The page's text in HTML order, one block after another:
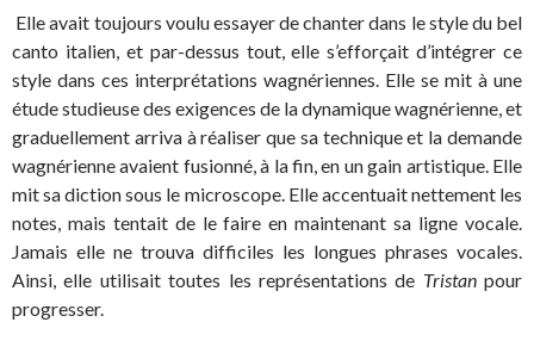
Elle avait toujours voulu essayer de chanter dans le style du bel
canto italien, et par-dessus tout, elle s’efforçait d’intégrer ce
style dans ces interprétations wagnériennes. Elle se mit à une
étude studieuse des exigences de la dynamique wagnérienne, et
graduellement arriva à réaliser que sa technique et la demande
wagnérienne avaient fusionné, à la fin, en un gain artistique. Elle
mit sa diction sous le microscope. Elle accentuait nettement les
notes, mais tentait de le faire en maintenant sa ligne vocale.
Jamais elle ne trouva difficiles les longues phrases vocales.
Ainsi, elle utilisait toutes les représentations de Tristan pour
progresser.